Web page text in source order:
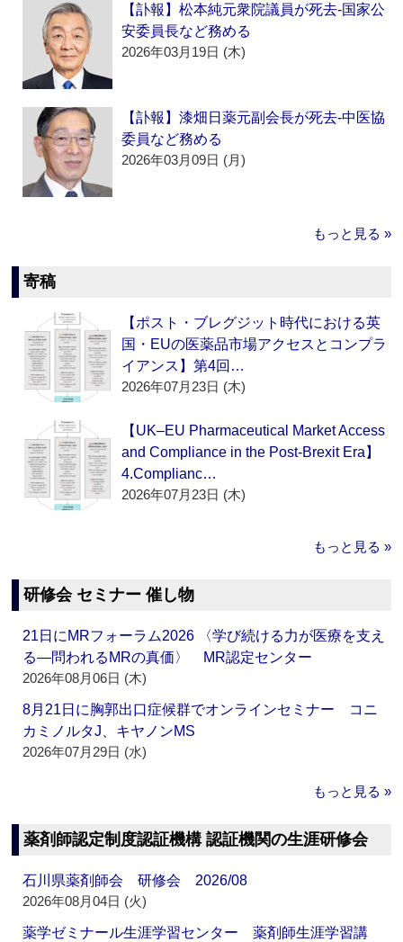
【訃報】松本純元衆院議員が死去‐国家公
安委員長など務める
2026年03月19日 (木)
【訃報】漆畑日薬元副会長が死去‐中医協
委員など務める
2026年03月09日 (月)
もっと見る »
寄稿
【ポスト・ブレグジット時代における英
国・EUの医薬品市場アクセスとコンプラ
イアンス】第4回…
2026年07月23日 (木)
【UK–EU Pharmaceutical Market Access
and Compliance in the Post-Brexit Era】
4.Complianc…
2026年07月23日 (木)
もっと見る »
研修会 セミナー 催し物
21日にMRフォーラム2026 〈学び続ける力が医療を支え
る―問われるMRの真価〉 MR認定センター
2026年08月06日 (木)
8月21日に胸郭出口症候群でオンラインセミナー コニ
カミノルタJ、キヤノンMS
2026年07月29日 (水)
もっと見る »
薬剤師認定制度認証機構 認証機関の生涯研修会
石川県薬剤師会 研修会 2026/08
2026年08月04日 (火)
薬学ゼミナール生涯学習センター 薬剤師生涯学習講